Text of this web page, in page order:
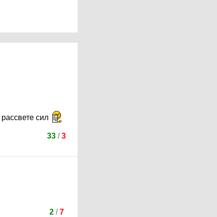
сил
33 / 3
2/ 7